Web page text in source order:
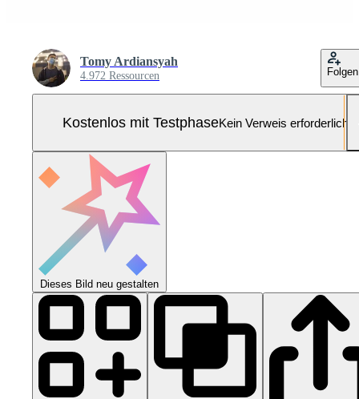
Tomy Ardiansyah
4.972 Ressourcen Folgen
Kostenlos mit TestphaseKein Verweis erforderlich
Dieses Bild neu gestalten